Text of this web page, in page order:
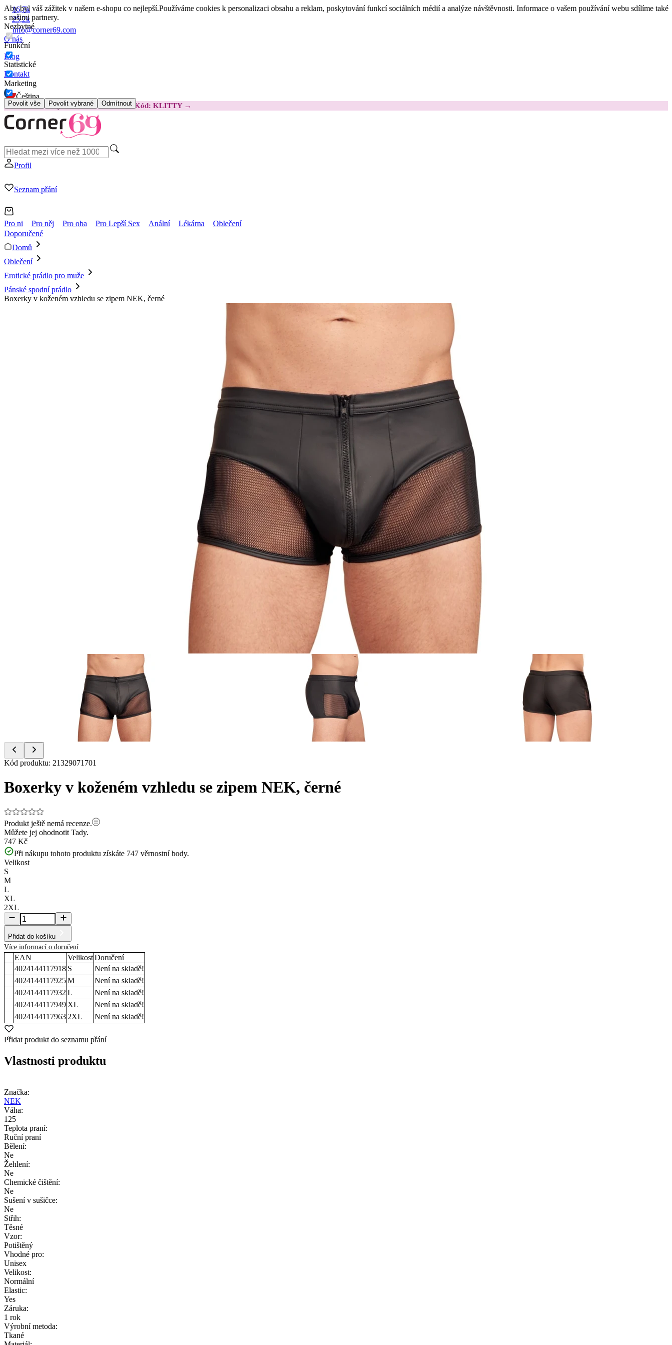
Aby byl váš zážitek v našem e-shopu co nejlepší.Používáme cookies k personalizaci obsahu a reklam, poskytování funkcí sociálních médií a analýze návštěvnosti. Informace o vašem používání webu sdílíme také
s našimi partnery.
Nezbytné
Funkční
Statistické
Marketing
Povolit vše Povolit vybrané Odmítnout
16,7k
25,2k
info@corner69.com
O nás
Blog
Kontakt
Čeština
😽Svakom Klitty: O 380 Kč LEVNĚJI Kód: KLITTY →
Profil
Seznam přání
Pro ni Pro něj Pro oba Pro Lepší Sex Anální Lékárna
Oblečení
Doporučené
Domů
Oblečení
Erotické prádlo pro muže
Pánské spodní prádlo
Boxerky v koženém vzhledu se zipem NEK, černé
Item
of
Kód produktu: 21329071701
Boxerky v koženém vzhledu se zipem NEK, černé
Produkt ještě nemá recenze.
Můžete jej ohodnotit Tady.
747 Kč
Při nákupu tohoto produktu získáte 747 věrnostní body.
Velikost
S
M
L
XL
2XL
Přidat do košíku
Více informací o doručení
EAN VelikostDoručení
4024144117918 S
Není na skladě!
4024144117925M
Není na skladě!
4024144117932 L
Není na skladě!
4024144117949 XL
Není na skladě!
4024144117963 2XL Není na skladě!
Přidat produkt do seznamu přání
Vlastnosti produktu
Značka:
NEK
Váha:
125
Teplota praní:
Ruční praní
Bělení:
Ne
Žehlení:
Ne
Chemické čištění:
Ne
Sušení v sušičce:
Ne
Střih:
Těsné
Vzor:
Potištěný
Vhodné pro:
Unisex
Velikost:
Normální
Elastic:
Yes
Záruka:
1 rok
Výrobní metoda:
Tkané